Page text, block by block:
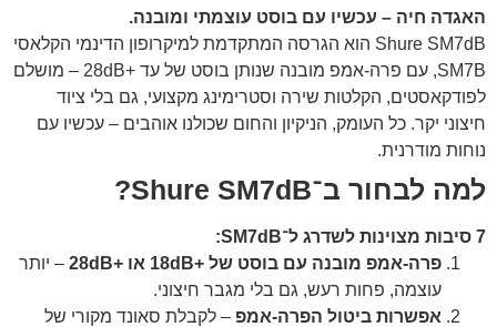
האגדה חיה – עכשיו עם בוסט עוצמתי ומובנה.
Shure SM7dB הוא הגרסה המתקדמת למיקרופון הדינמי הקלאסי
SM7B, עם פרה-אמפ מובנה שנותן בוסט של עד +28dB – מושלם
לפודקאסטים, הקלטות שירה וסטרימינג מקצועי, גם בלי ציוד
חיצוני יקר. כל העומק, הניקיון והחום שכולנו אוהבים – עכשיו עם
נוחות מודרנית.
למה לבחור ב־Shure SM7dB?
7 סיבות מצוינות לשדרג ל־SM7dB:
פרה-אמפ מובנה עם בוסט של +18dB או +28dB
– יותר
עוצמה, פחות רעש, גם בלי מגבר חיצוני.
אפשרות ביטול הפרה-אמפ – לקבלת סאונד מקורי של